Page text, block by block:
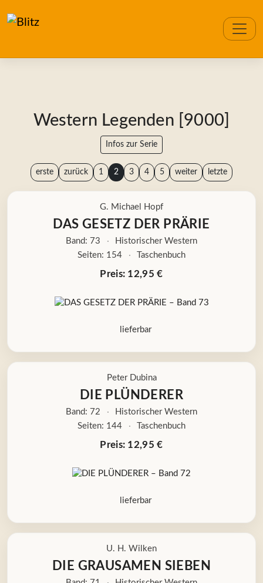
Western Legenden [9000]
Infos zur Serie
erste zurück 1 2 3 4 5 weiter letzte
G. Michael Hopf
DAS GESETZ DER PRÄRIE
Band: 73 ·
Historischer Western
Seiten: 154
· Taschenbuch
Preis: 12,95 €
lieferbar
Peter Dubina
DIE PLÜNDERER
Band: 72 ·
Historischer Western
Seiten: 144
· Taschenbuch
Preis: 12,95 €
lieferbar
U. H. Wilken
DIE GRAUSAMEN SIEBEN